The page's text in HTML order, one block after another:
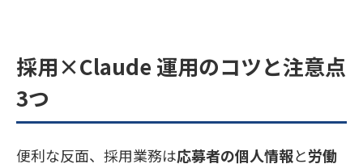
採用×Claude 運用のコツと注意点
3つ
便利な反面、採用業務は応募者の個人情報と労働